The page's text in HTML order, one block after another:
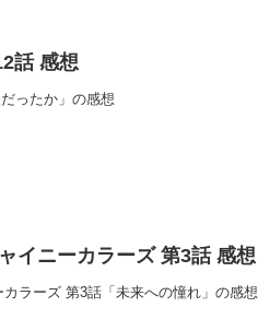
話 感想
ったか」の感想
イニーカラーズ 第3話 感想
ラーズ 第3話「未来への憧れ」の感想